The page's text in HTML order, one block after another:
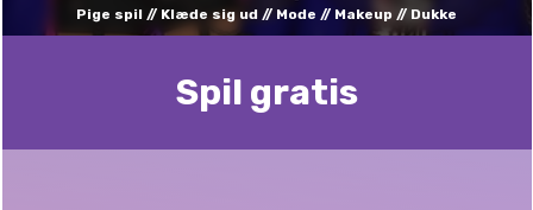
Pige spil Klæde sig ud Mode Makeup Dukke
Spil gratis